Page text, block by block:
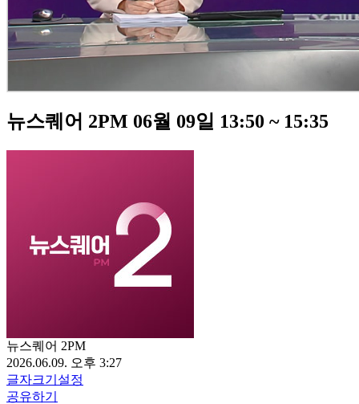
뉴스퀘어 2PM 06월 09일 13:50 ~ 15:35
뉴스퀘어 2PM
2026.06.09. 오후 3:27
글자크기설정
공유하기